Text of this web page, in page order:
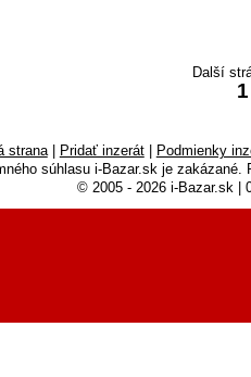
Další
strana| Pridať inzerát| Podmienky
súhlasu i-Bazar.sk je
© 2005 - 2026 i-Bazar.sk |